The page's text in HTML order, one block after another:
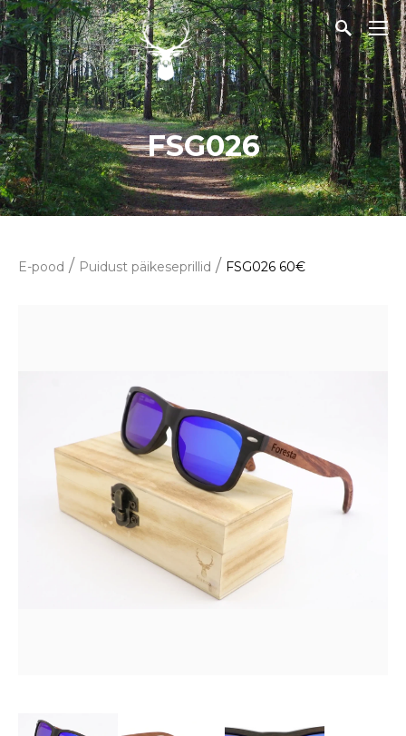
FSG026
E-pood / Puidust päikeseprillid / FSG026 60€